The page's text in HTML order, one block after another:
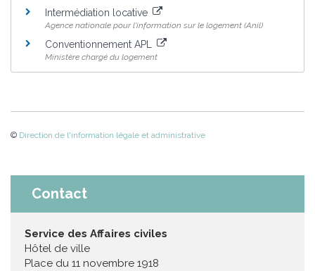
Intermédiation locative
Agence nationale pour l'information sur le logement (Anil)
Conventionnement APL
Ministère chargé du logement
© Direction de l'information légale et administrative
Contact
Service des Affaires civiles
Hôtel de ville
Place du 11 novembre 1918